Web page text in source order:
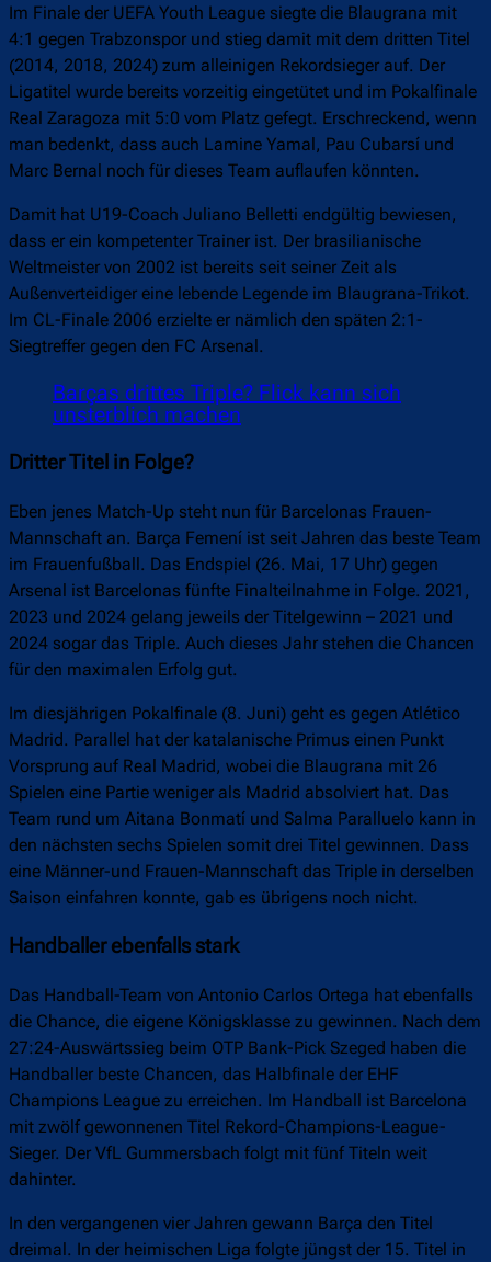
Im Finale der UEFA Youth League siegte die Blaugrana mit
4:1 gegen Trabzonspor und stieg damit mit dem dritten Titel
(2014, 2018, 2024) zum alleinigen Rekordsieger auf. Der
Ligatitel wurde bereits vorzeitig eingetütet und im Pokalfinale
Real Zaragoza mit 5:0 vom Platz gefegt. Erschreckend, wenn
man bedenkt, dass auch Lamine Yamal, Pau Cubarsí und
Marc Bernal noch für dieses Team auflaufen könnten.
Damit hat U19-Coach Juliano Belletti endgültig bewiesen,
dass er ein kompetenter Trainer ist. Der brasilianische
Weltmeister von 2002 ist bereits seit seiner Zeit als
Außenverteidiger eine lebende Legende im Blaugrana-Trikot.
Im CL-Finale 2006 erzielte er nämlich den späten 2:1-
Siegtreffer gegen den FC Arsenal.
Barças drittes Triple? Flick kann sich
unsterblich machen
Dritter Titel in Folge?
Eben jenes Match-Up steht nun für Barcelonas Frauen-
Mannschaft an. Barça Femení ist seit Jahren das beste Team
im Frauenfußball. Das Endspiel (26. Mai, 17 Uhr) gegen
Arsenal ist Barcelonas fünfte Finalteilnahme in Folge. 2021,
2023 und 2024 gelang jeweils der Titelgewinn – 2021 und
2024 sogar das Triple. Auch dieses Jahr stehen die Chancen
für den maximalen Erfolg gut.
Im diesjährigen Pokalfinale (8. Juni) geht es gegen Atlético
Madrid. Parallel hat der katalanische Primus einen Punkt
Vorsprung auf Real Madrid, wobei die Blaugrana mit 26
Spielen eine Partie weniger als Madrid absolviert hat. Das
Team rund um Aitana Bonmatí und Salma Paralluelo kann in
den nächsten sechs Spielen somit drei Titel gewinnen. Dass
eine Männer-und Frauen-Mannschaft das Triple in derselben
Saison einfahren konnte, gab es übrigens noch nicht.
Handballer ebenfalls stark
Das Handball-Team von Antonio Carlos Ortega hat ebenfalls
die Chance, die eigene Königsklasse zu gewinnen. Nach dem
27:24-Auswärtssieg beim OTP Bank-Pick Szeged haben die
Handballer beste Chancen, das Halbfinale der EHF
Champions League zu erreichen. Im Handball ist Barcelona
mit zwölf gewonnenen Titel Rekord-Champions-League-
Sieger. Der VfL Gummersbach folgt mit fünf Titeln weit
dahinter.
In den vergangenen vier Jahren gewann Barça den Titel
dreimal. In der heimischen Liga folgte jüngst der 15. Titel in